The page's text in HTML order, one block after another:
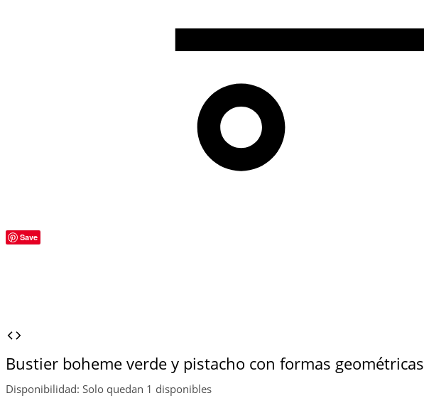
Save
Bustier boheme verde y pistacho con formas geométricas
Disponibilidad: Solo quedan 1 disponibles